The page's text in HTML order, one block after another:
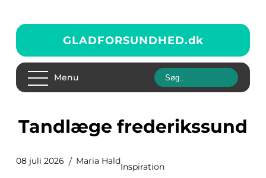
GLADFORSUNDHED.dk
Menu
Tandlæge frederikssund
08 juli 2026 Maria Hald
Inspiration